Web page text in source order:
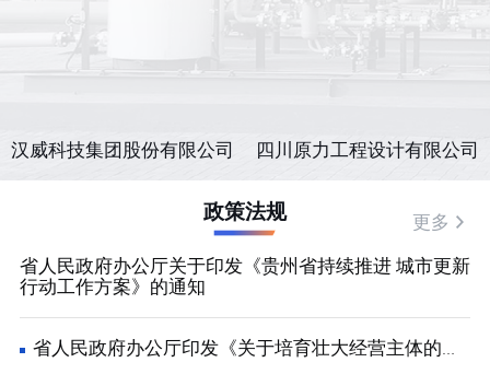
汉威科技集团股份有限公司 四川原力工程设计有限公司
政策法规 更多
省人民政府办公厅关于印发《贵州省持续推进 城市更新
行动工作方案》的通知
省人民政府办公厅印发《关于培育壮大经营主体的若干政策措施》的通知